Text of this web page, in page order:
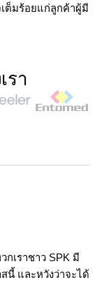
ต็มร้อยแก่ลูกค้าผู้มี
รา
เราชาว SPK มี
นี้ และหวังว่าจะได้